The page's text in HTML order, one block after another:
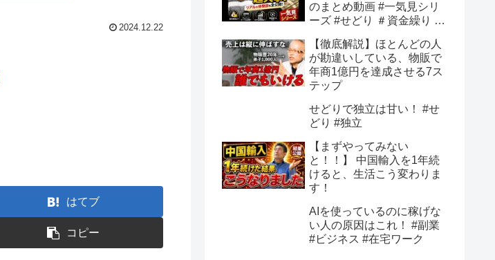
2024.12.22
はてブ
コピー
のまとめ動画 #一気見シリ
ーズ #せどり ＃資金繰り #
【徹底解説】ほとんどの人
が勘違いしている、物販で
年商1億円を達成させる7ス
テップ
せどりで独立は甘い！ #せ
どり #独立
【まずやってみない
と！！】 中国輸入を1年続
けると、生活こう変わりま
す！
AIを使っているのに稼げな
い人の原因はこれ！ #副業
#ビジネス #在宅ワーク